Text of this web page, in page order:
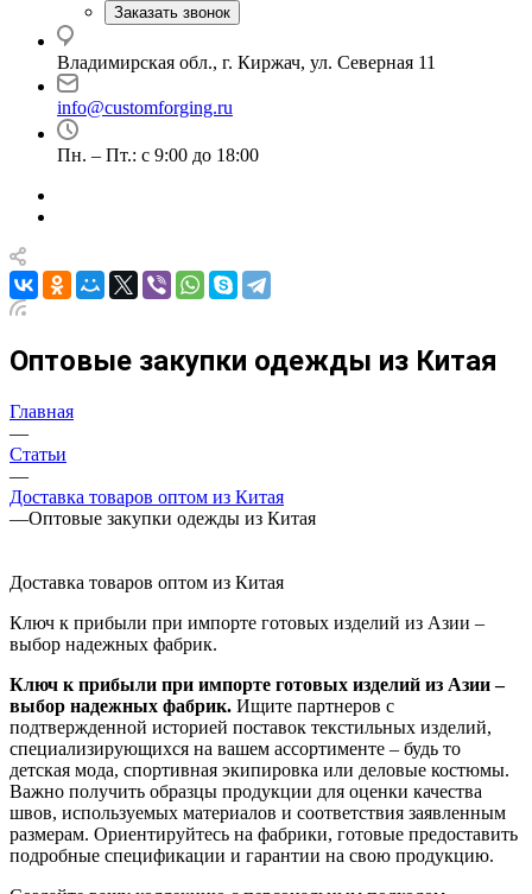
Заказать звонок
Владимирская обл., г. Киржач, ул. Северная 11
info@customforging.ru
Пн. – Пт.: с 9:00 до 18:00
Оптовые закупки одежды из Китая
Главная
—
Статьи
—
Доставка товаров оптом из Китая
—Оптовые закупки одежды из Китая
Доставка товаров оптом из Китая
Ключ к прибыли при импорте готовых изделий из Азии –
выбор надежных фабрик.
Ключ к прибыли при импорте готовых изделий из Азии –
выбор надежных фабрик. Ищите партнеров с
подтвержденной историей поставок текстильных изделий,
специализирующихся на вашем ассортименте – будь то
детская мода, спортивная экипировка или деловые костюмы.
Важно получить образцы продукции для оценки качества
швов, используемых материалов и соответствия заявленным
размерам. Ориентируйтесь на фабрики, готовые предоставить
подробные спецификации и гарантии на свою продукцию.